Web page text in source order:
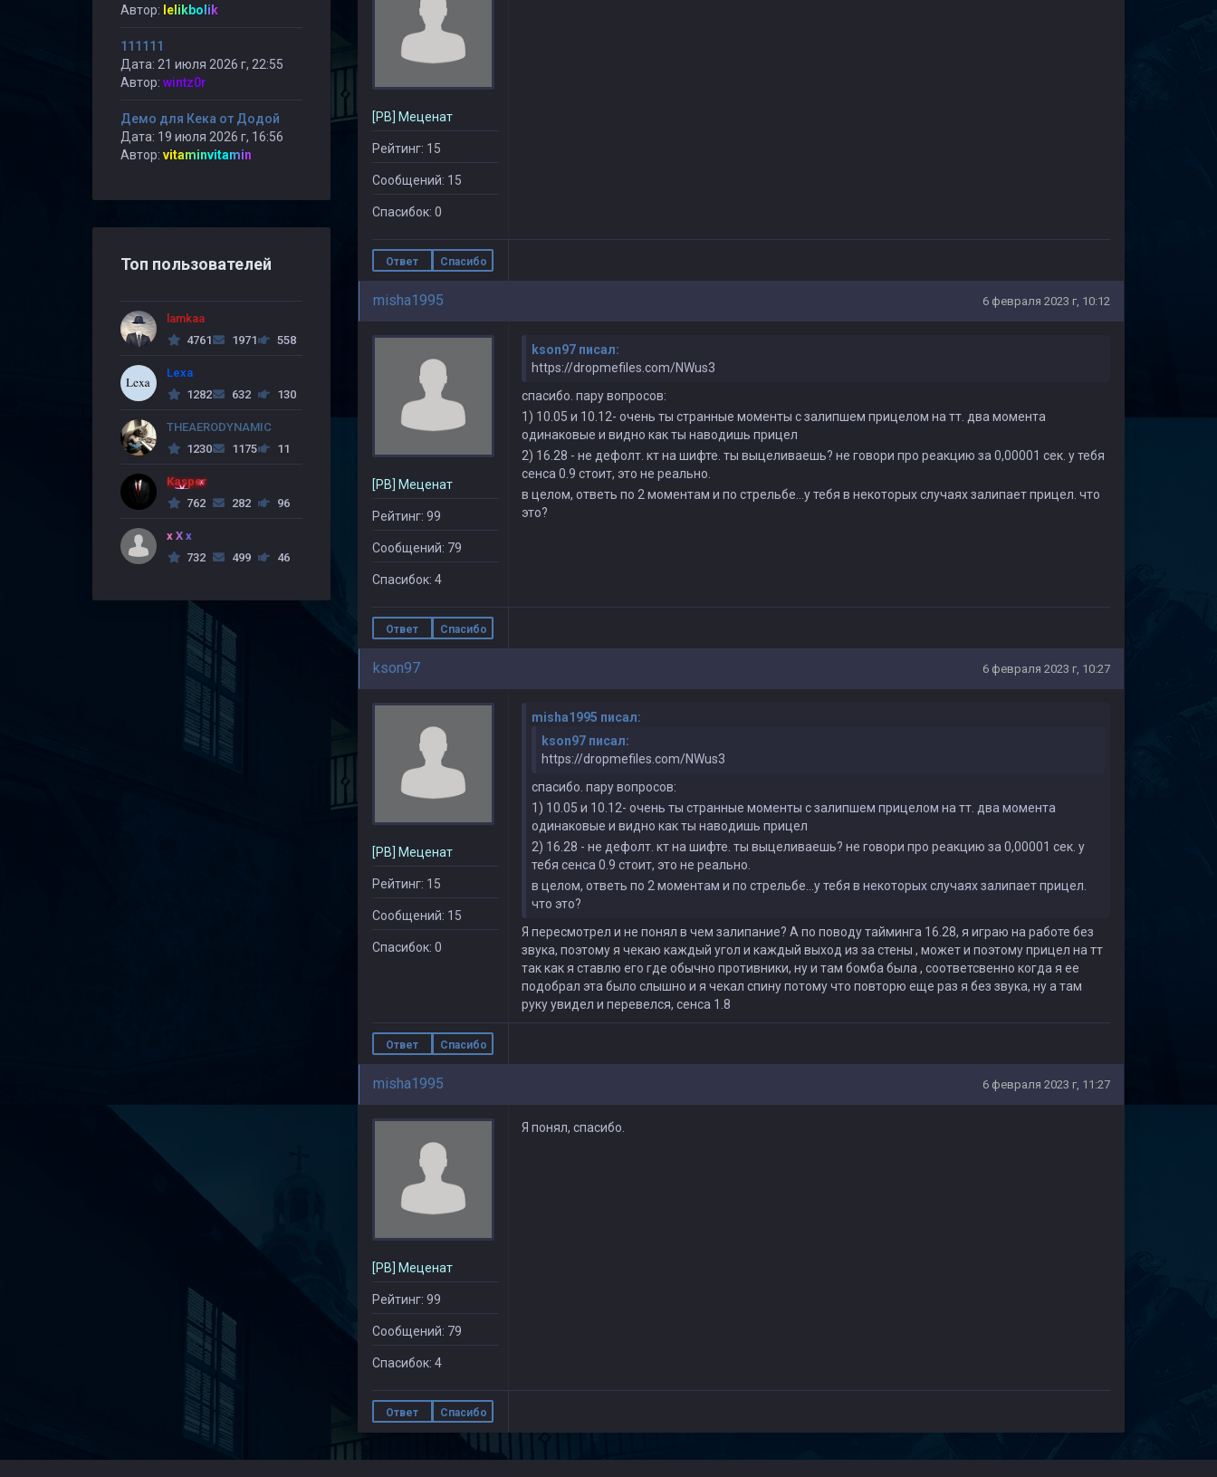
[PB] Меценат
Рейтинг: 15
Сообщений: 15
Спасибок: 0
Ответ Спасибо
misha1995 6 февраля 2023 г, 10:12
[PB] Меценат
Рейтинг: 99
Сообщений: 79
Спасибок: 4
kson97 писал:
https://dropmefiles.com/NWus3
спасибо. пару вопросов:
1) 10.05 и 10.12- очень ты странные моменты с залипшем прицелом на тт. два момента
одинаковые и видно как ты наводишь прицел
2) 16.28 - не дефолт. кт на шифте. ты выцеливаешь? не говори про реакцию за 0,00001 сек. у тебя
сенса 0.9 стоит, это не реально.
в целом, ответь по 2 моментам и по стрельбе...у тебя в некоторых случаях залипает прицел. что
это?
Ответ Спасибо
kson97 6 февраля 2023 г, 10:27
[PB] Меценат
Рейтинг: 15
Сообщений: 15
Спасибок: 0
misha1995 писал:
kson97 писал:
https://dropmefiles.com/NWus3
спасибо. пару вопросов:
1) 10.05 и 10.12- очень ты странные моменты с залипшем прицелом на тт. два момента
одинаковые и видно как ты наводишь прицел
2) 16.28 - не дефолт. кт на шифте. ты выцеливаешь? не говори про реакцию за 0,00001 сек. у
тебя сенса 0.9 стоит, это не реально.
в целом, ответь по 2 моментам и по стрельбе...у тебя в некоторых случаях залипает прицел.
что это?
Я пересмотрел и не понял в чем залипание? А по поводу тайминга 16.28, я играю на работе без
звука, поэтому я чекаю каждый угол и каждый выход из за стены , может и поэтому прицел на тт
так как я ставлю его где обычно противники, ну и там бомба была , соответсвенно когда я ее
подобрал эта было слышно и я чекал спину потому что повторю еще раз я без звука, ну а там
руку увидел и перевелся, сенса 1.8
Ответ Спасибо
misha1995 6 февраля 2023 г, 11:27
[PB] Меценат
Рейтинг: 99
Сообщений: 79
Спасибок: 4
Я понял, спасибо.
Ответ Спасибо
Автор: lelikbolik
111111
Дата: 21 июля 2026 г, 22:55
Автор: wintz0r
Демо для Кека от Додой
Дата: 19 июля 2026 г, 16:56
Автор: vitaminvitamin
Топ пользователей
lamkaa
4761
1971 558
Lexa
1282
632 130
THEAERODYNAMIC
1230
1175 11
Kasper
762
282 96
x X x
732
499 46